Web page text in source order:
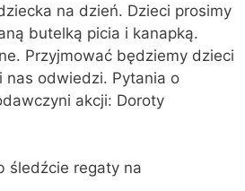
na dzień. Dzieci prosimy
butelką picia i kanapką.
Przyjmować będziemy dzieci
nas odwiedzi. Pytania o
akcji: Doroty
śledźcie regaty na